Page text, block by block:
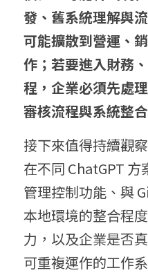
發、舊系統理解與
可能擴散到營運、
作；若要進入財務
程，企業必須先處
審核流程與系統整
接下來值得持續觀
在不同 ChatGPT
管理控制功能、與
本地環境的整合程
力，以及企業是否
可重複運作的工作